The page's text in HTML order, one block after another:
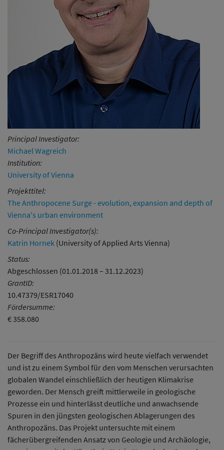
Principal Investigator:
Michael Wagreich
Institution:
University of Vienna
Projekttitel:
The Anthropocene Surge - evolution, expansion and depth of
Vienna's urban environment
Co-Principal Investigator(s):
Katrin Hornek (University of Applied Arts Vienna)
Status:
Abgeschlossen (01.01.2018 – 31.12.2023)
GrantID:
10.47379/ESR17040
Fördersumme:
€ 358.080
Der Begriff des Anthropozäns wird heute vielfach verwendet
und ist zu einem Symbol für den vom Menschen verursachten
globalen Wandel einschließlich der heutigen Klimakrise
geworden. Der Mensch greift mittlerweile in geologische
Prozesse ein und hinterlässt deutliche und anwachsende
Spuren in den jüngsten geologischen Ablagerungen des
Anthropozäns. Das Projekt untersuchte mit einem
fächerübergreifenden Ansatz von Geologie und Archäologie,